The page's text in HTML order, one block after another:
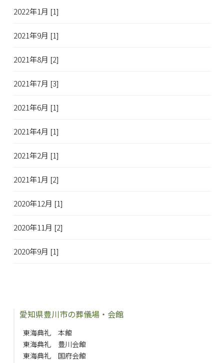
2022年1月 [1]
2021年9月 [1]
2021年8月 [2]
2021年7月 [3]
2021年6月 [1]
2021年4月 [1]
2021年2月 [1]
2021年1月 [2]
2020年12月 [1]
2020年11月 [2]
2020年9月 [1]
愛知県豊川市の葬儀場・会館
東海典礼 本館
東海典礼 豊川会館
東海典礼 国府会館